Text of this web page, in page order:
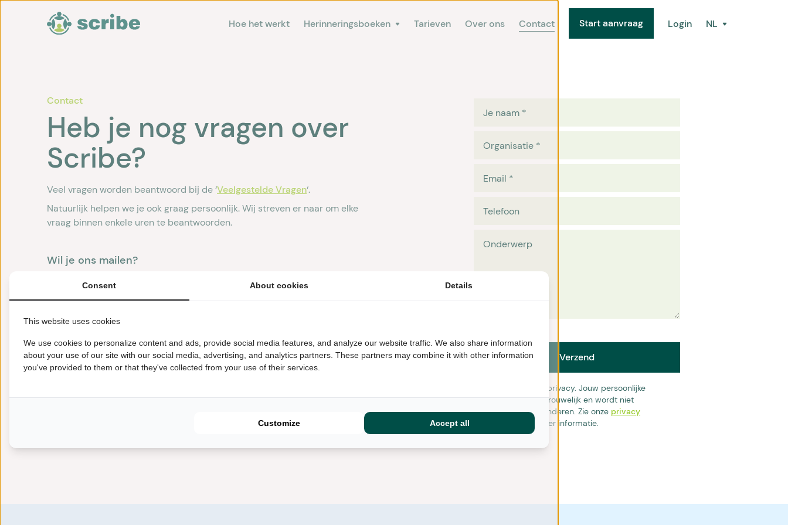
Hoe het werkt Herinneringsboeken Tarieven Over ons Contact Start aanvraag Login NL
Contact
Heb je nog vragen over
Scribe?
Veel vragen worden beantwoord bij de ‘Veelgestelde Vragen‘.
Natuurlijk helpen we je ook graag persoonlijk. Wij streven er naar om elke
vraag binnen enkele uren te beantwoorden.
Wil je ons mailen?
Bel je ons liever?
+31 (0) 88 550 5500
Vestigingen in Noordwijkerhout (NL) en London (OH, USA)
Je naam *
Organisatie *
Email *
Telefoon
Onderwerp
Verzend
Wij beschermen je privacy. Jouw persoonlijke
informatie blijft vertrouwelijk en wordt niet
doorgegeven aan anderen. Zie onze privacy
voor meer informatie.
Consent About cookies Details
This website uses cookies
We use cookies to personalize content and ads, provide social media features, and analyze our website traffic. We also share information
about your use of our site with our social media, advertising, and analytics partners. These partners may combine it with other information
you've provided to them or that they've collected from your use of their services.
Customize Accept all